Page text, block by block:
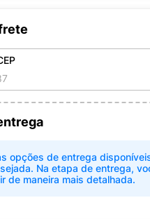
opções de entrega
Na etapa de entrega,
de maneira mais detalhada.